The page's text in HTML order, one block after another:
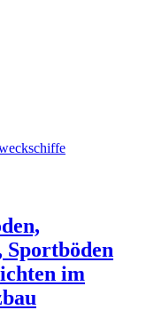
Sportböden
im